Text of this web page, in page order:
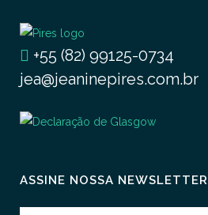
+55 (82) 99125-0734
jea@jeaninepires.com.br
ASSINE NOSSA NEWSLETTER